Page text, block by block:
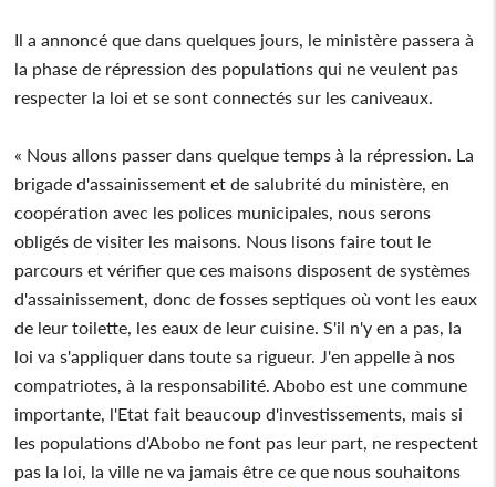
Il a annoncé que dans quelques jours, le ministère passera à
la phase de répression des populations qui ne veulent pas
respecter la loi et se sont connectés sur les caniveaux.
« Nous allons passer dans quelque temps à la répression. La
brigade d'assainissement et de salubrité du ministère, en
coopération avec les polices municipales, nous serons
obligés de visiter les maisons. Nous lisons faire tout le
parcours et vérifier que ces maisons disposent de systèmes
d'assainissement, donc de fosses septiques où vont les eaux
de leur toilette, les eaux de leur cuisine. S'il n'y en a pas, la
loi va s'appliquer dans toute sa rigueur. J'en appelle à nos
compatriotes, à la responsabilité. Abobo est une commune
importante, l'Etat fait beaucoup d'investissements, mais si
les populations d'Abobo ne font pas leur part, ne respectent
pas la loi, la ville ne va jamais être ce que nous souhaitons